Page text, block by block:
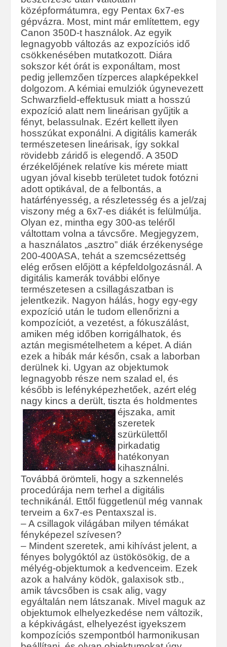
középformátumra, egy Pentax 6x7-es
gépvázra. Most, mint már említettem, egy
Canon 350D-t használok. Az egyik
legnagyobb változás az expozíciós idő
csökkenésében mutatkozott. Diára
sokszor két órát is exponáltam, most
pedig jellemzően tízperces alapképekkel
dolgozom. A kémiai emulziók úgynevezett
Schwarzfield-effektusuk miatt a hosszú
expozíció alatt nem lineárisan gyűjtik a
fényt, belassulnak. Ezért kellett ilyen
hosszúkat exponálni. A digitális kamerák
természetesen lineárisak, így sokkal
rövidebb záridő is elegendő. A 350D
érzékelőjének relatíve kis mérete miatt
ugyan jóval kisebb területet tudok fotózni
adott optikával, de a felbontás, a
határfényesség, a részletesség és a jel/zaj
viszony még a 6x7-es diákét is felülmúlja.
Olyan ez, mintha egy 300-as teléről
váltottam volna a távcsőre. Megjegyzem,
a használatos „asztro” diák érzékenysége
200-400ASA, tehát a szemcsézettség
elég erősen előjött a képfeldolgozásnál. A
digitális kamerák további előnye
természetesen a csillagászatban is
jelentkezik. Nagyon hálás, hogy egy-egy
expozíció után le tudom ellenőrizni a
kompozíciót, a vezetést, a fókuszálást,
amiken még időben korrigálhatok, és
aztán megismételhetem a képet. A dián
ezek a hibák már későn, csak a laborban
derülnek ki. Ugyan az objektumok
legnagyobb része nem szalad el, és
később is lefényképezhetőek, azért elég
nagy kincs a derült, tiszta és holdmentes
éjszaka, amit
szeretek
szürkülettől
pirkadatig
hatékonyan
kihasználni.
Továbbá örömteli, hogy a szkennelés
procedúrája nem terhel a digitális
technikánál. Ettől függetlenül még vannak
terveim a 6x7-es Pentaxszal is.
– A csillagok világában milyen témákat
fényképezel szívesen?
– Mindent szeretek, ami kihívást jelent, a
fényes bolygóktól az üstökösökig, de a
mélyég-objektumok a kedvenceim. Ezek
azok a halvány ködök, galaxisok stb.,
amik távcsőben is csak alig, vagy
egyáltalán nem látszanak. Mivel maguk az
objektumok elhelyezkedése nem változik,
a képkivágást, elhelyezést igyekszem
kompozíciós szempontból harmonikusan